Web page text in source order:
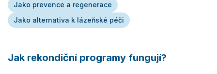
Jako prevence a regenerace
Jako alternativa k lázeňské péči
Jak rekondiční programy fungují?